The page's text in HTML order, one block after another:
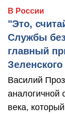
В России
"Это,
Службы
главный
Зеленского
Василий
аналогичной
века,